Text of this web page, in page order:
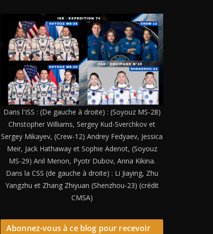
Dans l'ISS : (De gauche à droite) : (Soyouz MS-28)
Christopher Williams, Sergey Kud-Sverchkov et
Sergey Mikayev, (Crew-12) Andrey Fedyaev, Jessica
Meir, Jack Hathaway et Sophie Adenot, (Soyouz
MS-29) Anil Menon, Pyotr Dubov, Anna Kikina.
Dans la CSS (de gauche à droite) : Li Jiaying, Zhu
Yangzhu et Zhang Zhiyuan (Shenzhou-23) (crédit
CMSA)
Abonnez-vous à ce blog pour recevoir